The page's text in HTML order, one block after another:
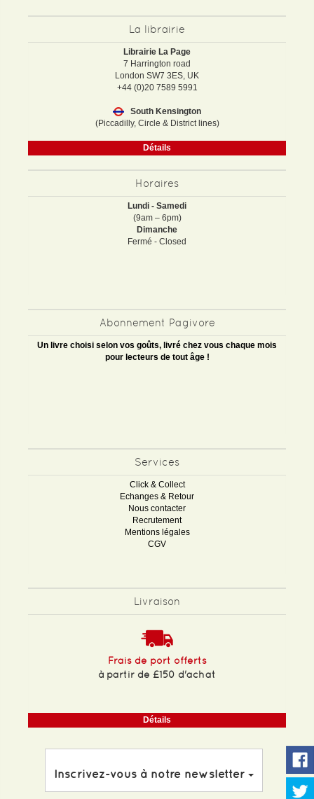
La librairie
Librairie La Page
7 Harrington road
London SW7 3ES, UK
+44 (0)20 7589 5991
South Kensington
(Piccadilly, Circle & District lines)
Détails
Horaires
Lundi - Samedi
(9am – 6pm)
Dimanche
Fermé - Closed
Abonnement Pagivore
Un livre choisi selon vos goûts, livré chez vous chaque mois
pour lecteurs de tout âge !
Services
Click & Collect
Echanges & Retour
Nous contacter
Recrutement
Mentions légales
CGV
Livraison
Frais de port offerts
à partir de £150 d'achat
Détails
Inscrivez-vous à notre newsletter